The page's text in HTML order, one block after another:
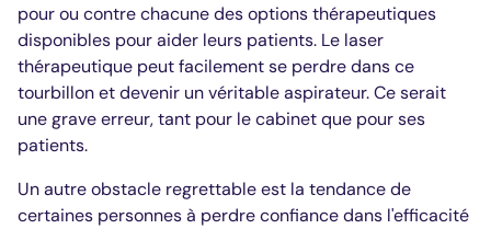
pour ou contre chacune des options thérapeutiques
disponibles pour aider leurs patients. Le laser
thérapeutique peut facilement se perdre dans ce
tourbillon et devenir un véritable aspirateur. Ce serait
une grave erreur, tant pour le cabinet que pour ses
patients.
Un autre obstacle regrettable est la tendance de
certaines personnes à perdre confiance dans l'efficacité